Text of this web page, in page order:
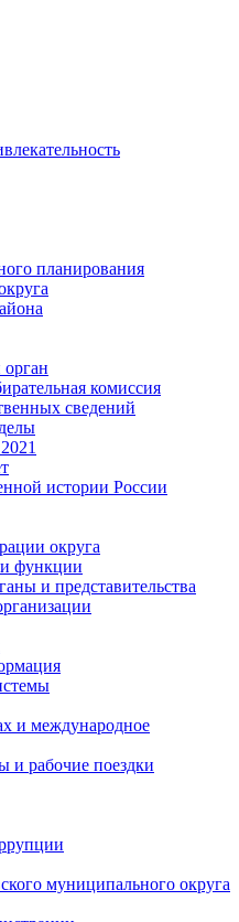
планирования
комиссия
сведений
истории России
округа
функции
и представительства
и международное
и рабочие поездки
муниципального округа